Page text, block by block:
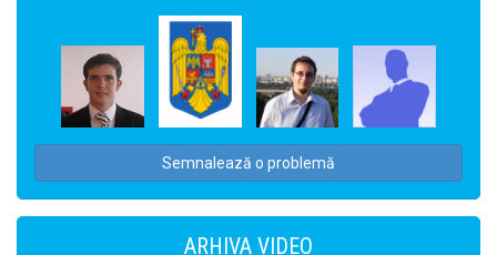
Semnalează o problemă
ARHIVA VIDEO